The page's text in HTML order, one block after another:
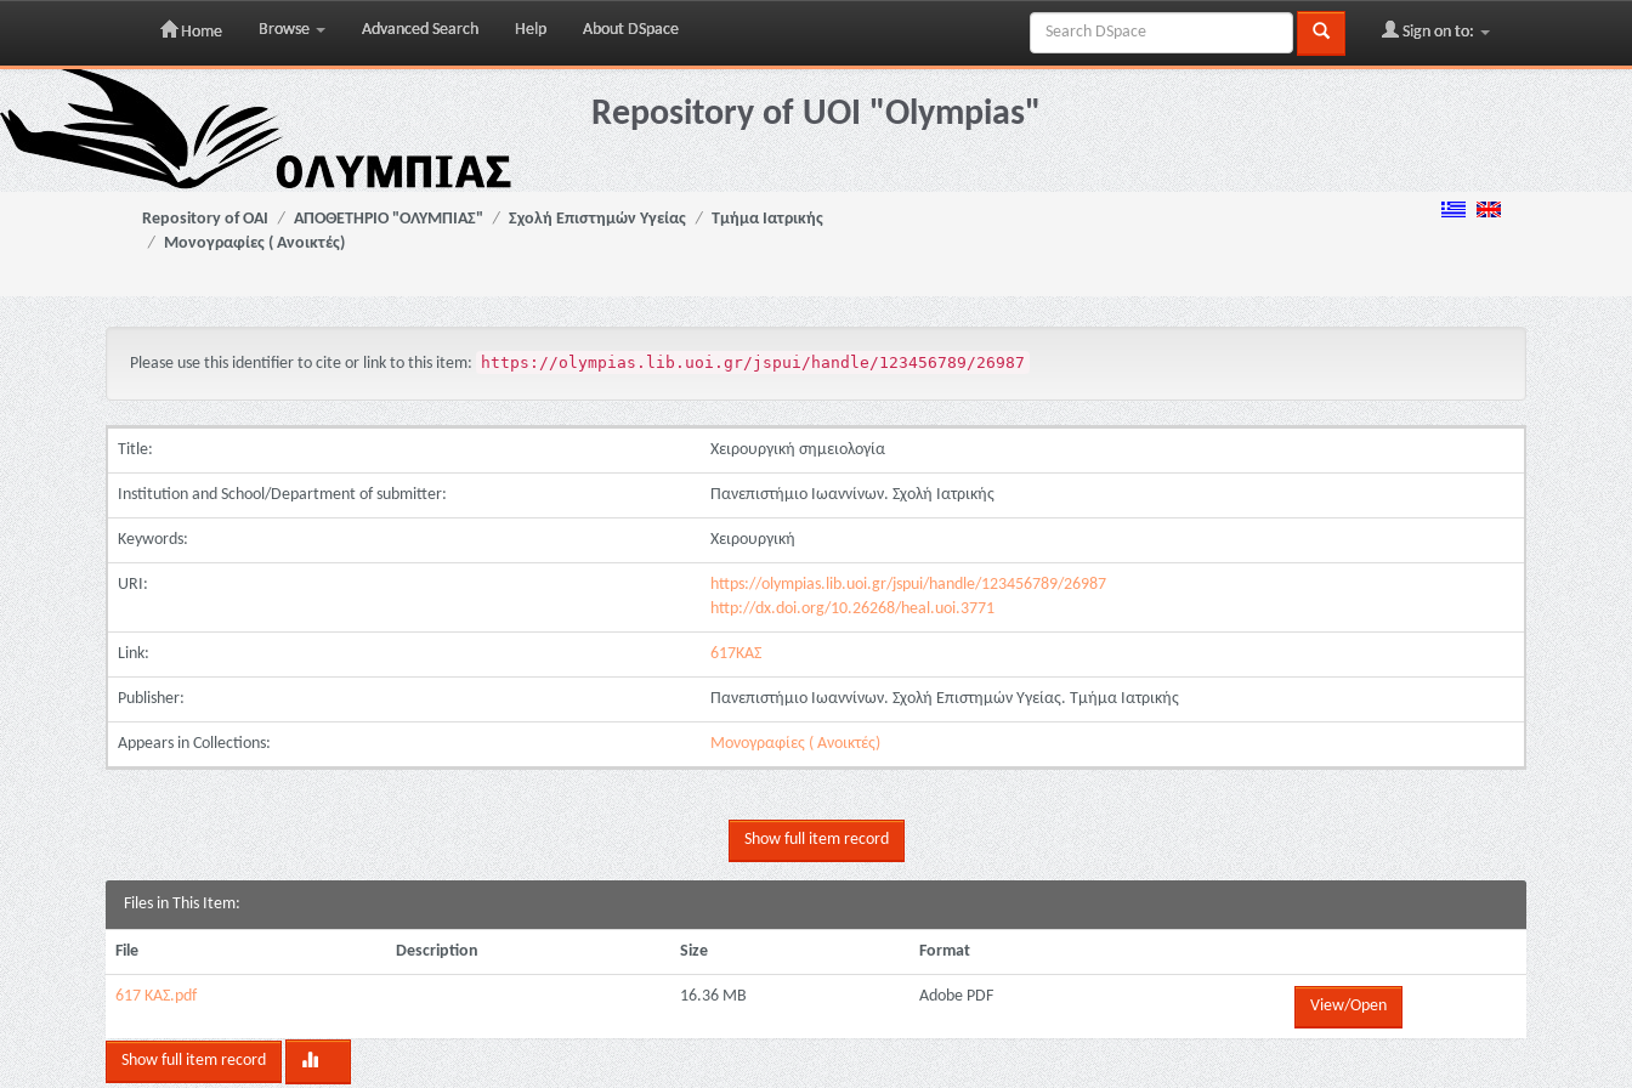
Skip
navigation
Home Browse Advanced Search Help About DSpace Sign on to:
Repository of UOI "Olympias"
Repository of OAI ΑΠΟΘΕΤΗΡΙΟ "ΟΛΥΜΠΙΑΣ" Σχολή Επιστημών Υγείας
Τμήμα Ιατρικής
Μονογραφίες ( Ανοικτές)
Please use this identifier to cite or link to this item: https://olympias.lib.uoi.gr/jspui/handle/123456789/26987
Title: Χειρουργική σημειολογία
Institution and School/Department of submitter: Πανεπιστήμιο Ιωαννίνων. Σχολή Ιατρικής
Keywords: Χειρουργική
URI:
https://olympias.lib.uoi.gr/jspui/handle/123456789/26987
http://dx.doi.org/10.26268/heal.uoi.3771
Link: 617ΚΑΣ
Publisher: Πανεπιστήμιο Ιωαννίνων. Σχολή Επιστημών Υγείας. Τμήμα Ιατρικής
Appears in Collections: Μονογραφίες ( Ανοικτές)
Show full item record
Files in This Item:
File Description Size Format
617 ΚΑΣ.pdf 16.36 MB Adobe PDF
View/Open
Show full item record